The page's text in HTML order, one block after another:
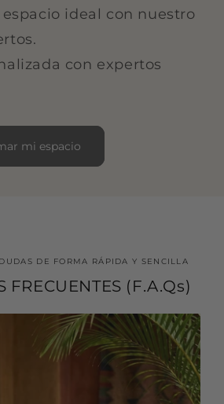
ideal con nuestro
con expertos
mi espacio
DE FORMA RÁPIDA Y SENCILLA
FRECUENTES (F.A.Qs)